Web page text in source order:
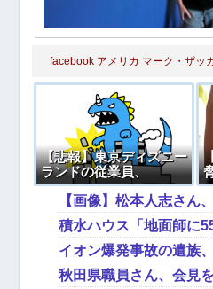
facebook アメリカ マーク・ザッ
【悲報】東京ディズニー
ランドの従業員、
TWITTERで大暴れＷＷ
ＷＷＷＷＷ
【画像】松本人志さ
イオン爆発事故の遺族
秋田県職員さん、会見